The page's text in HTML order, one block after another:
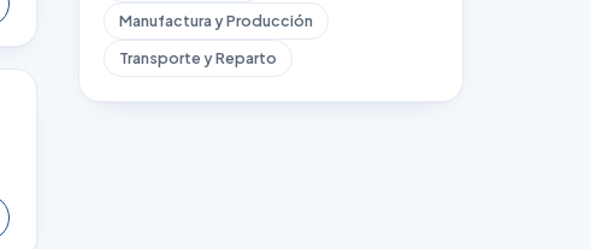
Manufactura y Producción
Transporte y Reparto